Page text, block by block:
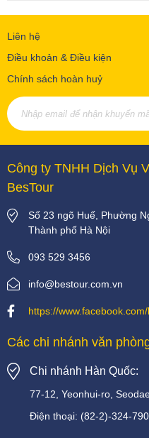
Liên hệ
Điều khoản & Điều kiện
Chính sách hoàn huỷ
Công ty TNHH Dịch Vụ
BesTour
Số 23 ngõ Huế, Phường
Thành phố Hà Nội
093 529 3456
info@bestour.com.vn
https://
Các chi nhánh văn
Chi nhánh Hàn Quốc:
77-12, Yeonhui-ro,
Điện thoại: (82-2)-324-